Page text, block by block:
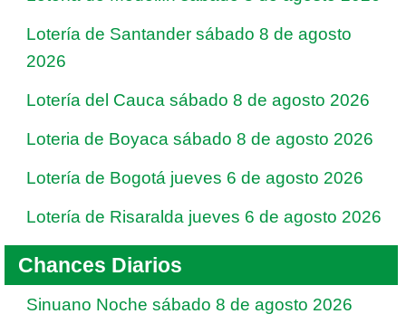
Lotería de Santander sábado 8 de agosto
2026
Lotería del Cauca sábado 8 de agosto 2026
Loteria de Boyaca sábado 8 de agosto 2026
Lotería de Bogotá jueves 6 de agosto 2026
Lotería de Risaralda jueves 6 de agosto 2026
Chances Diarios
Sinuano Noche sábado 8 de agosto 2026